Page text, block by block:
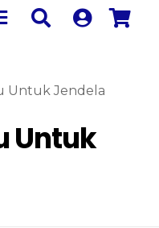
Untuk Jendela
Untuk